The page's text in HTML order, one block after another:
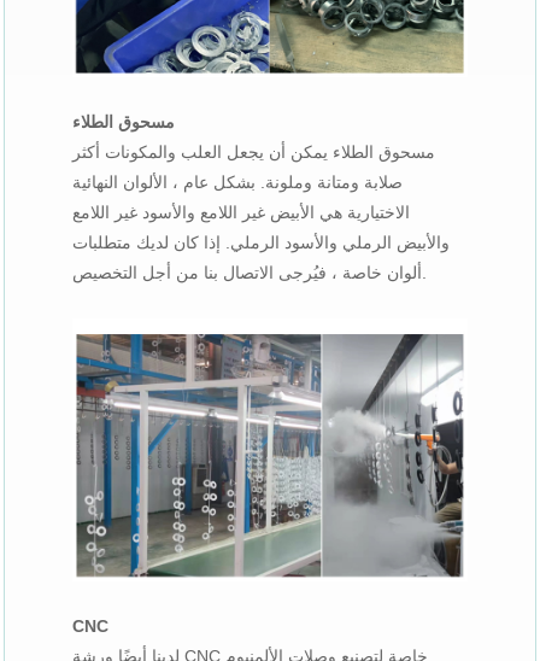
مسحوق الطلاء
مسحوق الطلاء يمكن أن يجعل العلب والمكونات أكثر
صلابة ومتانة وملونة. بشكل عام ، الألوان النهائية
الاختيارية هي الأبيض غير اللامع والأسود غير اللامع
والأبيض الرملي والأسود الرملي. إذا كان لديك متطلبات
CNC
لدينا أيضًا ورشة CNC خاصة لتصنيع وصلات الألمنيوم